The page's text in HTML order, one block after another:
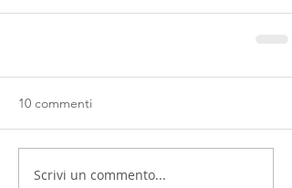
10 commenti
Scrivi un commento...